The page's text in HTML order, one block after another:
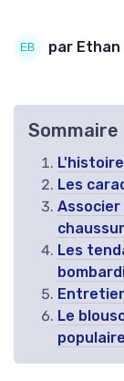
par
Sommaire
Les
Associer
Les
Le
populaire